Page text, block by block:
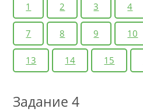
1 2 3 4
7 8 9 10
13 14 15
Задание 4